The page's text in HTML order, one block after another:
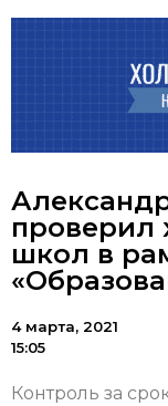
проверил
школ в
4 марта, 2021
15:05
Контроль за